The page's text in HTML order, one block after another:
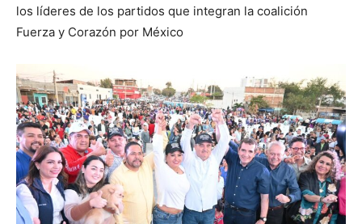
los líderes de los partidos que integran la coalición
Fuerza y Corazón por México